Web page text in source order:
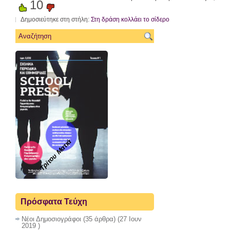
10
Δημοσιεύτηκε στη στήλη: Στη δράση κολλάει το σίδερο
Τρίτου Ματιά
Πρόσφατα Τεύχη
Νέοι Δημοσιογράφοι (35 άρθρα) (27 Ιουν
2019 )